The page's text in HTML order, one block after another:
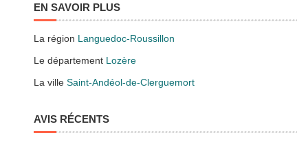
EN SAVOIR PLUS
La région Languedoc-Roussillon
Le département Lozère
La villeSaint-Andéol-de-Clerguemort
AVIS RÉCENTS